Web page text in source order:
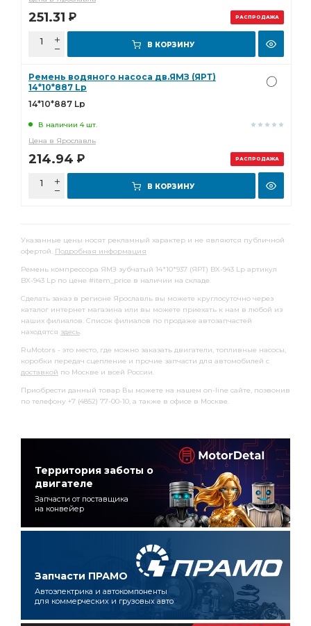
РАСПРОДАЖА
251.31 Р
В КОРЗИНУ
РАСПРОДАЖА
Ремень водяного насоса дв.ЯМЗ (ЯРТ)
14*10*887 Lp
14*10*887 Lp
В наличии 4 шт.
Цена в Ярославль
214.94 Р
В КОРЗИНУ
Указанные цены носят рекламный характер и не являются публичной
офертой. Подробная информация
Ремень компрессора ЯМЗ зубчатый 14*10*937 (ЯРТ) BX-943 Lp артикул
BX-943 Lp по цене #item_price в наличии на складе.
Сделать заказ в регионе Ярославль вы можете круглосуточно через
каталог интернет магазина или вы можете приехать к нам в любой из
наших филиалов. Список филиалов по продаже автозапчастей
находятся здесь.
RuMotors - это место, где можно заказать двигатели, топливные насосы,
коробки передач сцепление и прочие запчасти для автомобилей с
доставкой по Москве и всей России.
Приобрести данный товар Вы можете на нашем on-line сайте, позвонив
по телефону +7 (4852) 77-00-10, а также в офисе в Москве.
Территория заботы о
двигателе
Запчасти от поставщика
на конвейер
Запчасти ПРАМО
Автоэлектрика и автокомпоненты
для коммерческих и грузовых авто